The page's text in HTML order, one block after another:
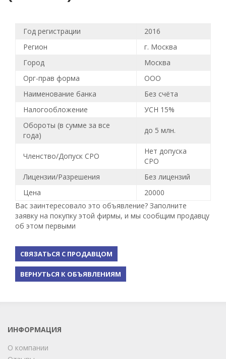
Год регистрации
2016
Регион
г. Москва
Город
Москва
Орг-прав форма
ООО
Наименование банка
Без счёта
Налогообложение
УСН 15%
Обороты (в сумме за все
года)
до 5 млн.
Членство/Допуск СРО
Нет допуска
СРО
Лицензии/Разрешения
Без лицензий
Цена
20000
Вас заинтересовало это объявление? Заполните
заявку на покупку этой фирмы, и мы сообщим продавцу
об этом первыми
СВЯЗАТЬСЯ С ПРОДАВЦОМ
ВЕРНУТЬСЯ К ОБЪЯВЛЕНИЯМ
ИНФОРМАЦИЯ
О компании